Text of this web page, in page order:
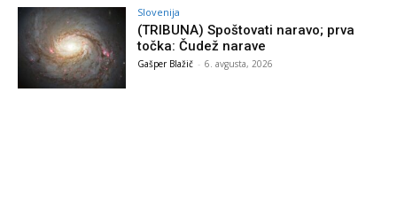
Slovenija
(TRIBUNA) Spoštovati naravo; prva
točka: Čudež narave
Gašper Blažič - 6. avgusta, 2026